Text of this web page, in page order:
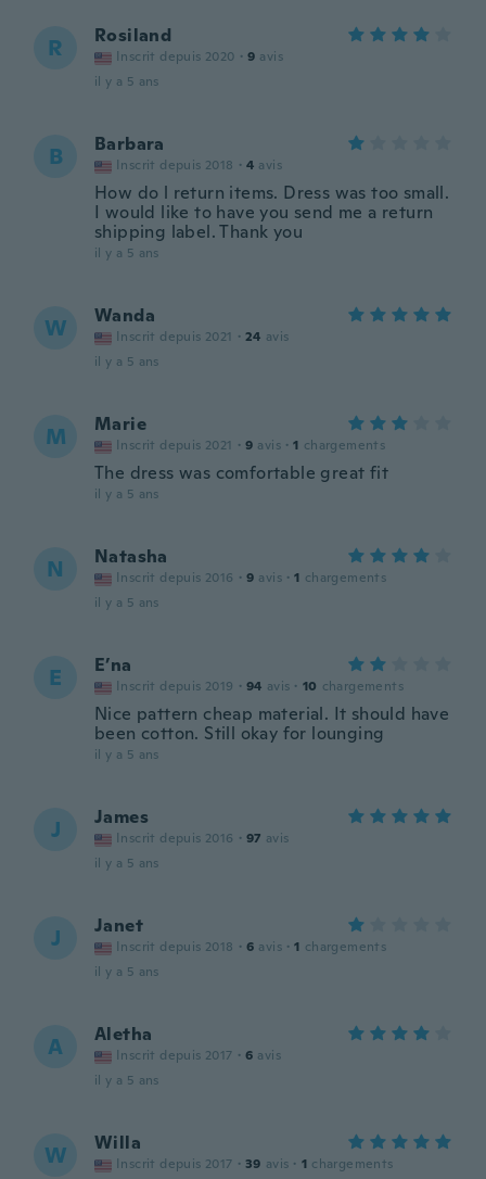
R Rosiland
Inscrit depuis 2020 · 9 avis
il y a 5 ans
B Barbara
Inscrit depuis 2018 · 4 avis
How do l return items. Dress was too small.
I would like to have you send me a return
shipping label. Thank you
il y a 5 ans
W Wanda
Inscrit depuis 2021 · 24 avis
il y a 5 ans
M Marie
Inscrit depuis 2021 · 9 avis · 1 chargements
The dress was comfortable great fit
il y a 5 ans
N Natasha
Inscrit depuis 2016 · 9 avis · 1 chargements
il y a 5 ans
E E’na
Inscrit depuis 2019 · 94 avis · 10 chargements
Nice pattern cheap material. It should have
been cotton. Still okay for lounging
il y a 5 ans
J James
Inscrit depuis 2016 · 97 avis
il y a 5 ans
J Janet
Inscrit depuis 2018 · 6 avis · 1 chargements
il y a 5 ans
A Aletha
Inscrit depuis 2017 · 6 avis
il y a 5 ans
W Willa
Inscrit depuis 2017 · 39 avis · 1 chargements